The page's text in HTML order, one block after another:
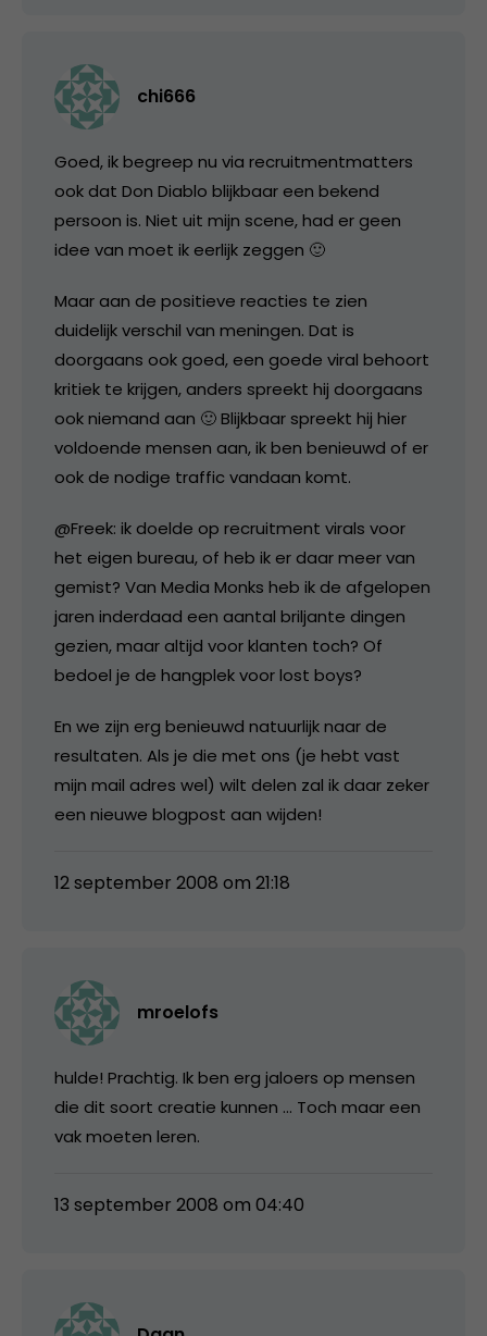
chi666
Goed, ik begreep nu via recruitmentmatters
ook dat Don Diablo blijkbaar een bekend
persoon is. Niet uit mijn scene, had er geen
idee van moet ik eerlijk zeggen 🙂
Maar aan de positieve reacties te zien
duidelijk verschil van meningen. Dat is
doorgaans ook goed, een goede viral behoort
kritiek te krijgen, anders spreekt hij doorgaans
ook niemand aan 🙂 Blijkbaar spreekt hij hier
voldoende mensen aan, ik ben benieuwd of er
ook de nodige traffic vandaan komt.
@Freek: ik doelde op recruitment virals voor
het eigen bureau, of heb ik er daar meer van
gemist? Van Media Monks heb ik de afgelopen
jaren inderdaad een aantal briljante dingen
gezien, maar altijd voor klanten toch? Of
bedoel je de hangplek voor lost boys?
En we zijn erg benieuwd natuurlijk naar de
resultaten. Als je die met ons (je hebt vast
mijn mail adres wel) wilt delen zal ik daar zeker
een nieuwe blogpost aan wijden!
12 september 2008 om 21:18
mroelofs
hulde! Prachtig. Ik ben erg jaloers op mensen
die dit soort creatie kunnen … Toch maar een
vak moeten leren.
13 september 2008 om 04:40